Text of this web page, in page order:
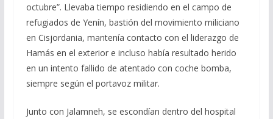
octubre”. Llevaba tiempo residiendo en el campo de
refugiados de Yenín, bastión del movimiento miliciano
en Cisjordania, mantenía contacto con el liderazgo de
Hamás en el exterior e incluso había resultado herido
en un intento fallido de atentado con coche bomba,
siempre según el portavoz militar.
Junto con Jalamneh, se escondían dentro del hospital